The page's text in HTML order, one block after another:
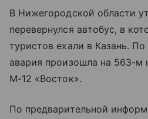
В Нижегородской области
перевернулся автобус, в
туристов ехали в Казань.
авария произошла на 563-м
М-12 «Восток».
По предварительной